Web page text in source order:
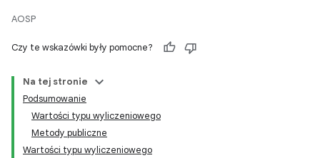
AOSP
Czy te wskazówki były pomocne?
Na tej stronie
Podsumowanie
Wartości typu wyliczeniowego
Metody publiczne
Wartości typu wyliczeniowego